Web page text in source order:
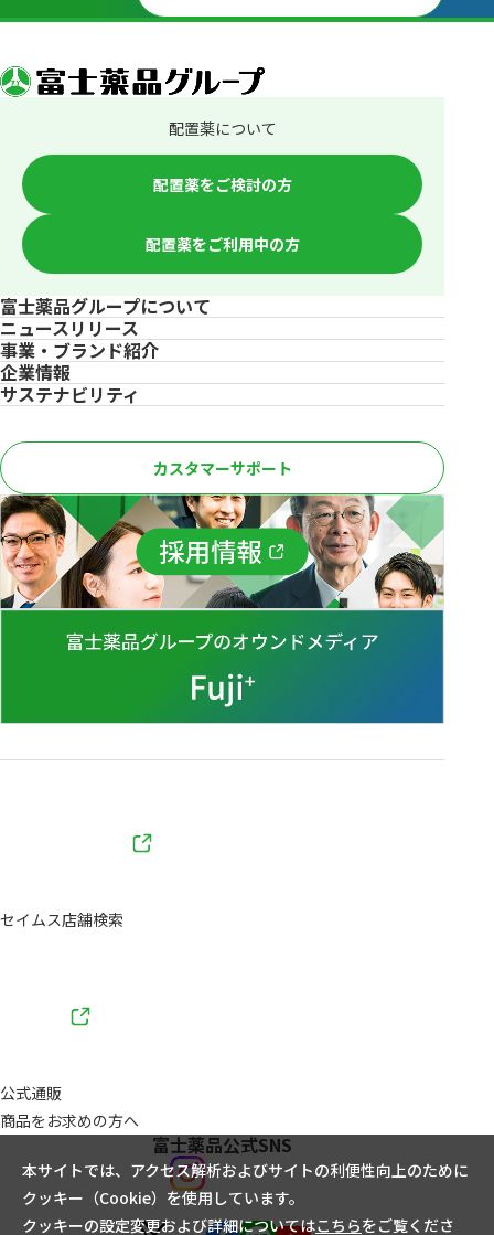
配置薬について
配置薬をご検討の方
配置薬をご利用中の方
富士薬品グループについて
ニュースリリース
事業・ブランド紹介
企業情報
サステナビリティ
カスタマーサポート
セイムス店舗検索
公式通販
商品をお求めの方へ
富士薬品公式SNS
本サイトでは、アクセス解析およびサイトの利便性向上のために
クッキー（Cookie）を使用しています。
クッキーの設定変更および詳細についてはこちらをご覧くださ